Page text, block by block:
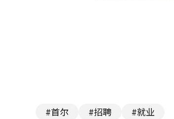
#首尔 #招聘 #就业